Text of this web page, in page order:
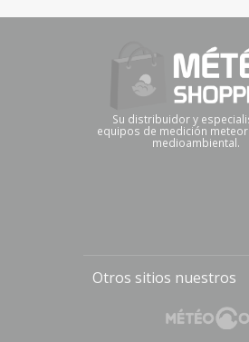
Su distribuidor y
equipos de medición
medioambiental.
Otros sitios nuestros